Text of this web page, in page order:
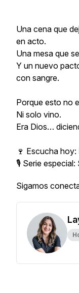
Una cena que
en acto.
Una mesa que
Y un nuevo
con sangre.
Porque esto no
Ni solo vino.
Era Dios…
🍷 Escucha
🎙️ Serie
Sigamos